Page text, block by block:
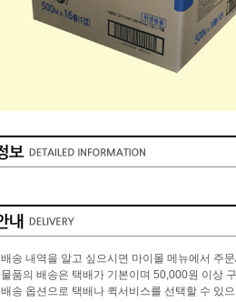
배송 내역을 알고 싶으시면 마이몰 메뉴에서 주
물품의 배송은 택배가 기본이며 50,000원 이상
배송 옵션으로 택배나 퀵서비스를 선택할 수 있